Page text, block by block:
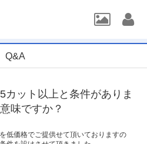
Q&A
カット以上と条件がありま
味ですか？
低価格でご提供せて頂いておりますの